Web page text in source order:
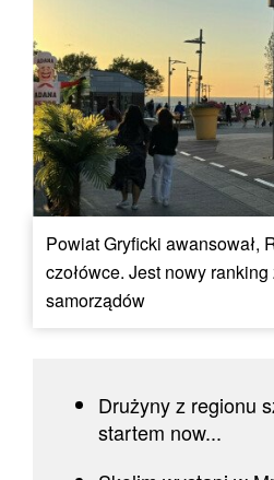
Powiat Gryficki awansował,
czołówce. Jest nowy
samorządów
Drużyny z regionu
startem now...